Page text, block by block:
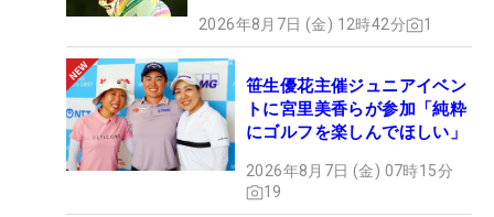
2026年8月7日 (金) 12時42分 1
笹生優花主催ジュニアイベン
トに宮里美香らが参加「純粋
にゴルフを楽しんでほしい」
2026年8月7日 (金) 07時15分
19